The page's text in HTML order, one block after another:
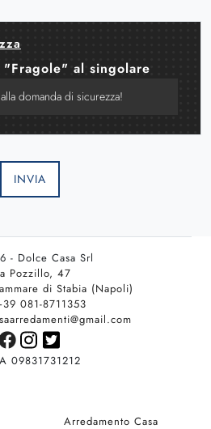
al singolare
INVIA
- Dolce Casa Srl
Pozzillo, 47
di Stabia (Napoli)
081-8711353
09831731212
Arredamento Casa